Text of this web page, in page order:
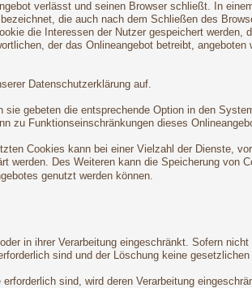
verlässt und seinen Browser schließt. In
die auch nach dem Schließen des
die Interessen der Nutzer gespeichert
der das Onlineangebot betreibt,
Datenschutzerklärung auf.
gebeten die entsprechende Option in den
zu Funktionseinschränkungen dieses
Cookies kann bei einer Vielzahl der Dienste,
werden. Des Weiteren kann die Speicherung von
genutzt werden können.
in ihrer Verarbeitung eingeschränkt. Sofern
sind und der Löschung keine
sind, wird deren Verarbeitung